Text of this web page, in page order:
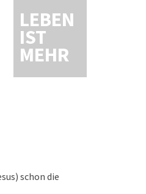
LEBEN
IST
MEHR
schon die